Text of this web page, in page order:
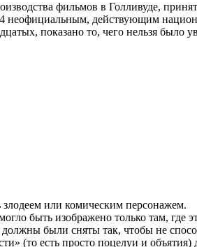
фильмов в Голливуде,
неофициальным, действующим
показано то, чего нельзя было
или комическим персонажем.
быть изображено только там, где
были сняты так, чтобы не
(то есть просто поцелуи и